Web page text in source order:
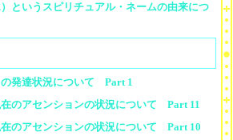
というスピリチュアル・ネームの由来につ
の発達状況について Part 1
在のアセンションの状況について Part 11
在のアセンションの状況について Part 10